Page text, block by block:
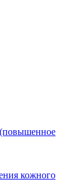
кожного